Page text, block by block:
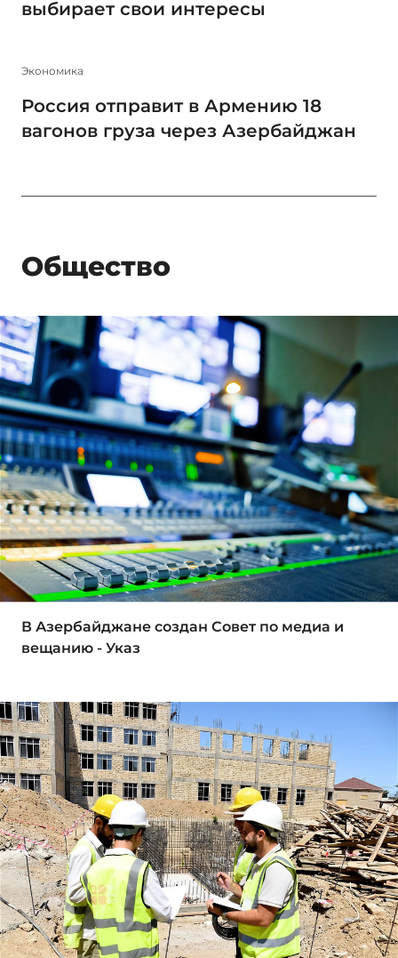
выбирает свои интересы
Экономика
Россия отправит в Армению 18
вагонов груза через Азербайджан
Общество
В Азербайджане создан Совет по медиа и
вещанию - Указ